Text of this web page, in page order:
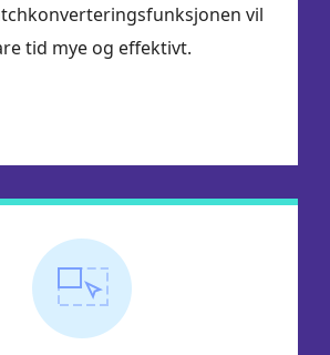
vil
tid mye og effektivt.